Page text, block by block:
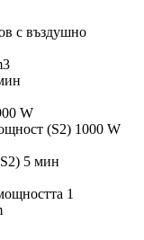
с въздушно
W
(S2) 1000 W
5 мин
1